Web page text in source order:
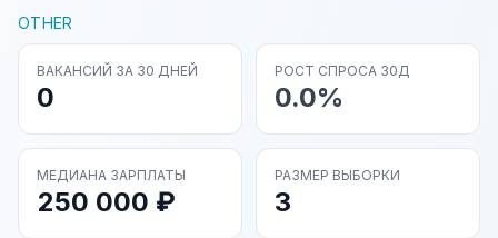
OTHER
ВАКАНСИЙ ЗА 30 ДНЕЙ
0
РОСТ СПРОСА 30Д
0.0%
МЕДИАНА ЗАРПЛАТЫ
250 000 ₽
РАЗМЕР ВЫБОРКИ
3